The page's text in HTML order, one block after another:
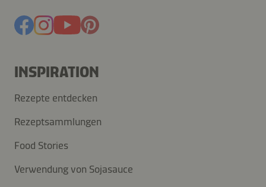
INSPIRATION
Rezepte entdecken
Rezeptsammlungen
Food Stories
Verwendung von Sojasauce